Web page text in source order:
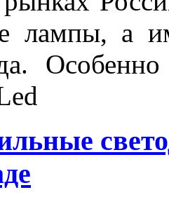
лампы, а